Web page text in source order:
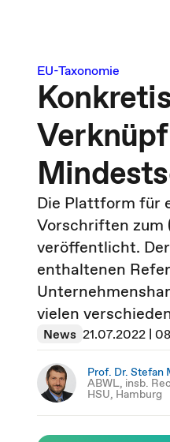
EU-Taxonomie
Die Plattform für
Vorschriften zum
veröffentlicht.
enthaltenen
vielen
News 21.07.2022 |
Prof. Dr. Stefan
ABWL, insb.
HSU, Hamburg